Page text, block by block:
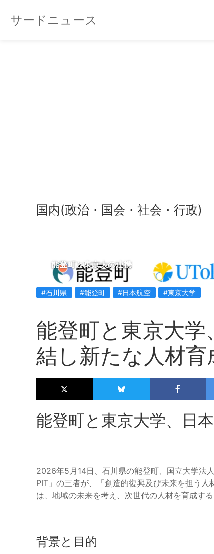
サードニュース
国内(政治・国会・社会・行政)
能登町と東京大の連携
#石川県 #能登町 #日本航空 #東京大学
能登町と東京大
結し新たな人材育
能登町と東京大学、日
2026年5月14日、石川県の能登町、国立大学法
PIT」の三者が、「創造的復興及び未来を担う
は、地域の未来を考え、次世代の人材を育成す
背景と目的